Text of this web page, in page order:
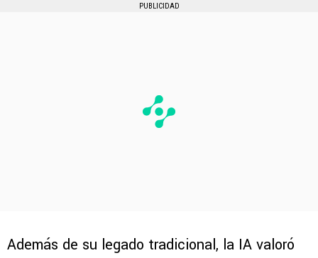
PUBLICIDAD
Además de su legado tradicional, la IA valoró